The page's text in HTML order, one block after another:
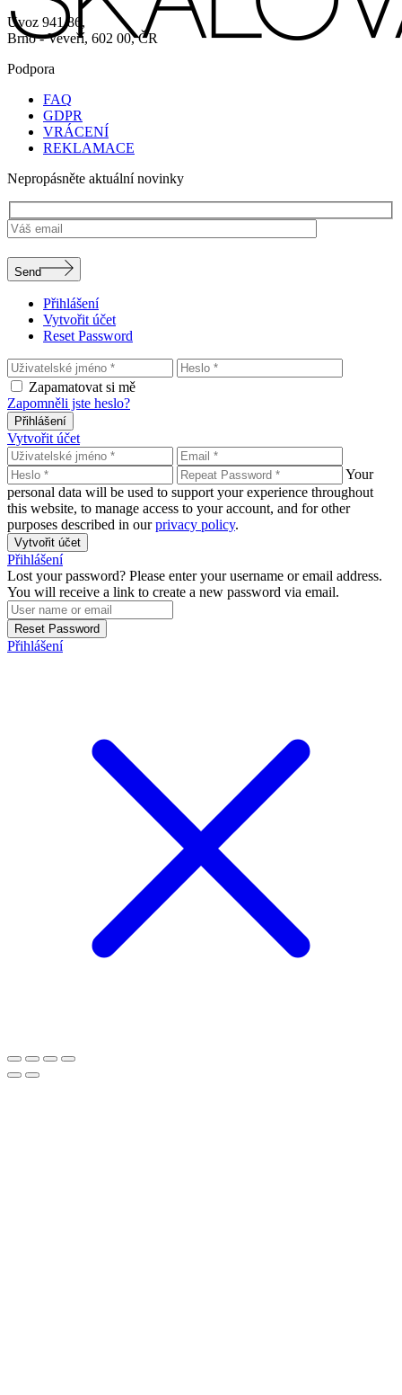
Úvoz 941/86,
Brno - Veveří, 602 00, ČR
Podpora
FAQ
GDPR
VRÁCENÍ
REKLAMACE
Nepropásněte aktuální novinky
Send
Přihlášení
Vytvořit účet
Reset Password
Zapamatovat si mě
Zapomněli jste heslo?
Přihlášení
Vytvořit účet
Your
personal data will be used to support your experience throughout
this website, to manage access to your account, and for other
purposes described in ourprivacy policy.
Vytvořit účet
Přihlášení
Lost your password? Please enter your username or email address.
You will receive a link to create a new password via email.
Reset Password
Přihlášení